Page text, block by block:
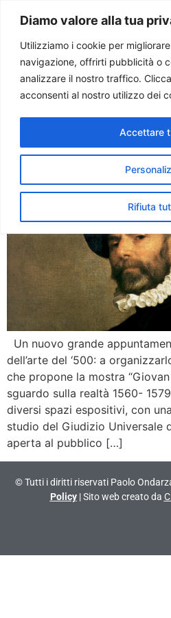
Diamo valore alla tua
Utilizziamo i cookie per
navigazione, offrirti pubblicità o
analizzare il nostro traffico.
acconsenti al nostro utilizzo dei
Rifiuta
Accettare
Paolo
Tag:
Lo sguardo
Moroni in
Un nuovo grande
dell’arte del ‘500: a
che propone la mostra
sguardo sulla realtà 1560-
diversi spazi espositivi, con
studio del Giudizio Universale
aperta al pubblico […]
© Tutti i diritti riservati Paolo
Policy| Sito web creato da